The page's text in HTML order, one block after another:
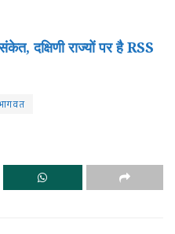
दक्षिणी राज्यों पर है RSS